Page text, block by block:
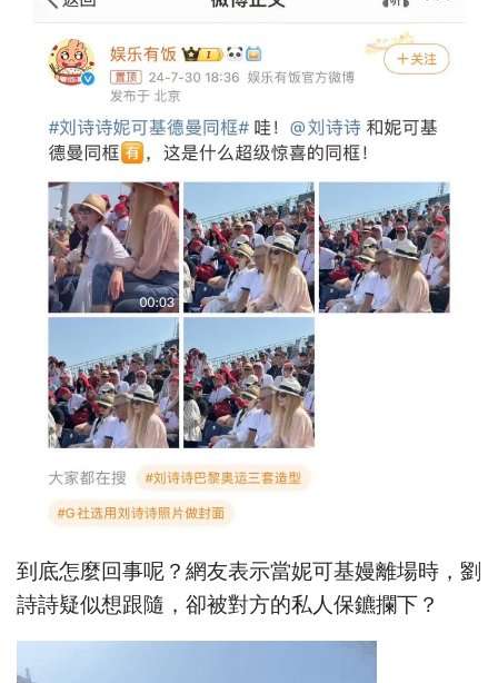
到底怎麼回事呢？網友表示當妮可基嫚離場時，劉
詩詩疑似想跟隨，卻被對方的私人保鑣攔下？